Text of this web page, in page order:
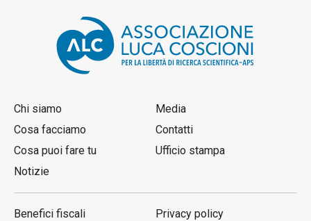
Chi siamo
Cosa facciamo
Cosa puoi fare tu
Notizie
Media
Contatti
Ufficio stampa
Benefici fiscali
Privacy policy